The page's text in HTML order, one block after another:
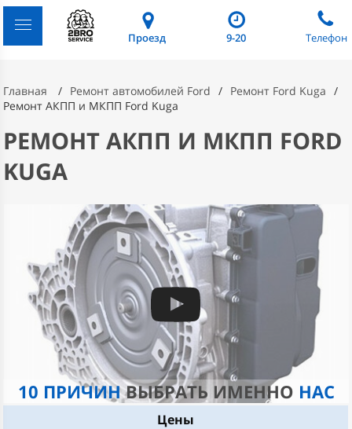
Проезд 9-20 Телефон
Главная Ремонт автомобилей Ford
Ремонт Ford Kuga
Ремонт АКПП и МКПП Ford Kuga
РЕМОНТ АКПП И МКПП FORD
KUGA
10 ПРИЧИНВЫБРАТЬ ИМЕННО НАС
Цены